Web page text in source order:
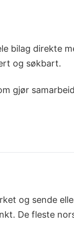
bilag direkte
og søkbart.
gjør
og sende
De fleste